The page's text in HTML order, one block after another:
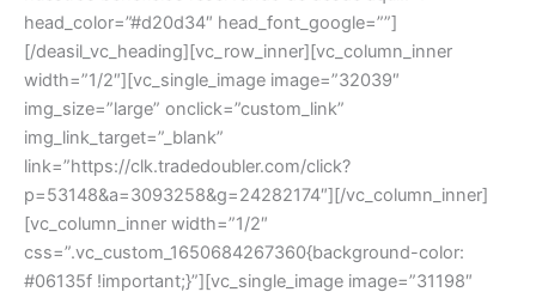
head_color=”#d20d34″ head_font_google=””]
[/deasil_vc_heading][vc_row_inner][vc_column_inner
width=”1/2″][vc_single_image image=”32039″
img_size=”large” onclick=”custom_link”
img_link_target=”_blank”
link=”https://clk.tradedoubler.com/click?
p=53148&a=3093258&g=24282174″][/vc_column_inner]
[vc_column_inner width=”1/2″
css=”.vc_custom_1650684267360{background-color:
#06135f !important;}”][vc_single_image image=”31198″